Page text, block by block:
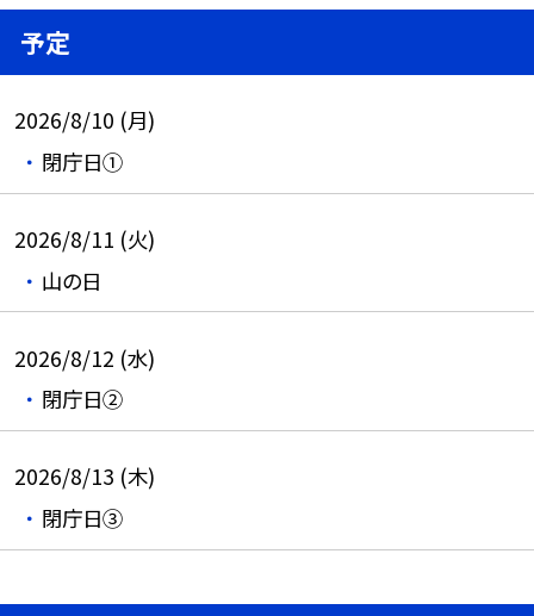
予定
2026/8/10 (月)
閉庁日①
2026/8/11 (火)
山の日
2026/8/12 (水)
閉庁日②
2026/8/13 (木)
閉庁日③